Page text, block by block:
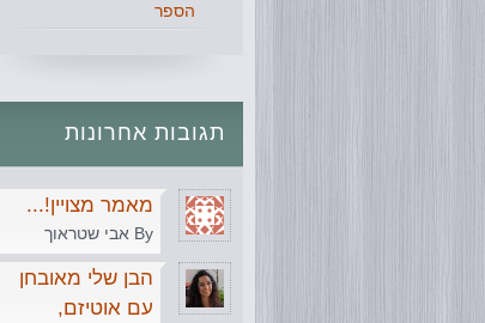
הספר
תגובות אחרונות
מאמר מצויין!...
By אבי שטראוך
הבן שלי מאובחן
עם אוטיזם,